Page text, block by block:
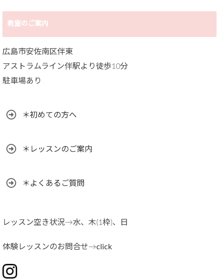
教室のご案内
広島市安佐南区伴東
アストラムライン伴駅より徒歩10分
駐車場あり
＊初めての方へ
＊レッスンのご案内
＊よくあるご質問
レッスン空き状況→水、木(1枠)、日
体験レッスンのお問合せ→click